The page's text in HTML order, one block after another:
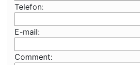
Telefon:
E-mail:
Comment: